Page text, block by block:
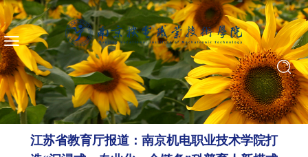
江苏省教育厅报道：南京机电职业技术学院打